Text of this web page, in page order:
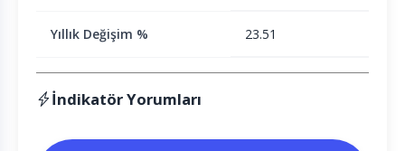
Yıllık Değişim % 23.51
İndikatör Yorumları